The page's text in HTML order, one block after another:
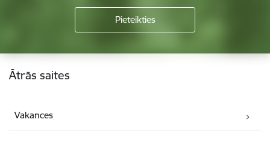
Kājene
Ātrās saites
Vakances